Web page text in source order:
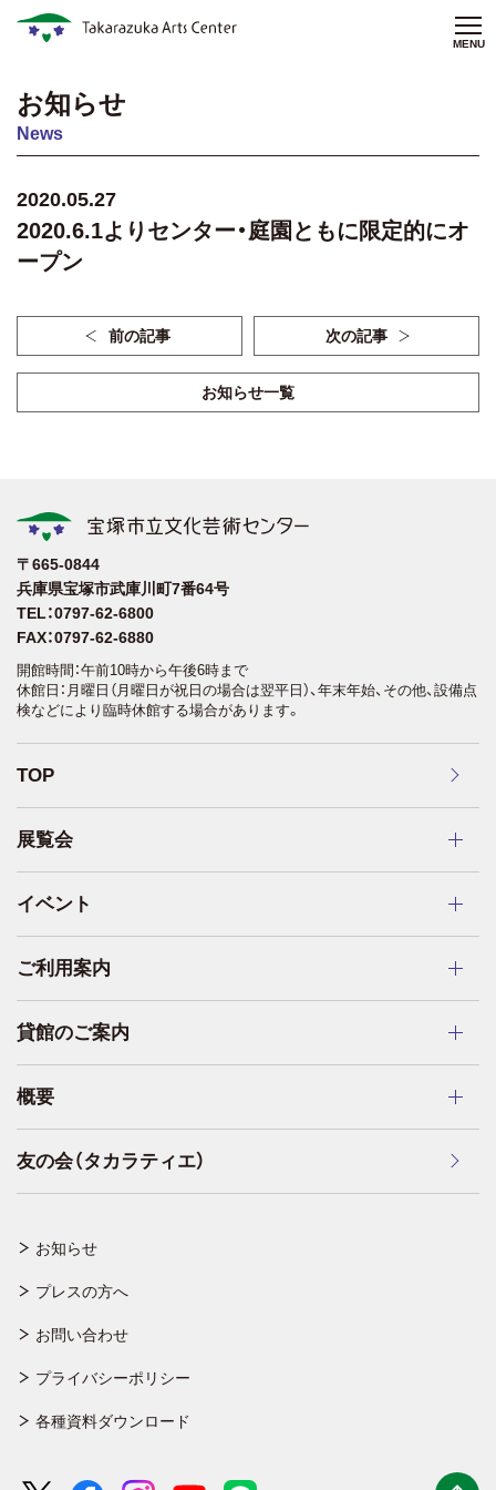
MENU
お知らせ
News
2020.05.27
2020.6.1よりセンター・庭園ともに限定的にオ
ープン
前の記事
お知らせ一覧
次の記事
お知らせ
プレスの方へ
お問い合わせ
プライバシーポリシー
各種資料ダウンロード
TOP
展覧会
イベント
ご利用案内
貸館のご案内
概要
友の会（タカラティエ）
〒665-0844
兵庫県宝塚市武庫川町7番64号
TEL：0797-62-6800
FAX：0797-62-6880
開館時間：午前10時から午後6時まで
休館日：月曜日（月曜日が祝日の場合は翌平日）、年末年始、その他、設備点
検などにより臨時休館する場合があります。